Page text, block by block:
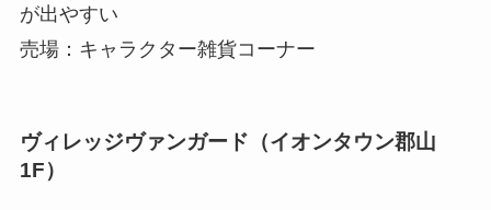
が出やすい
売場：キャラクター雑貨コーナー
ヴィレッジヴァンガード（イオンタウン郡山
1F）